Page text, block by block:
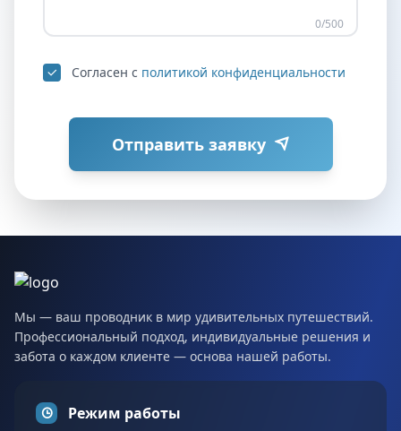
0/500
Согласен с политикой конфиденциальности
Отправить заявку
Мы — ваш проводник в мир удивительных путешествий.
Профессиональный подход, индивидуальные решения и
забота о каждом клиенте — основа нашей работы.
Режим работы